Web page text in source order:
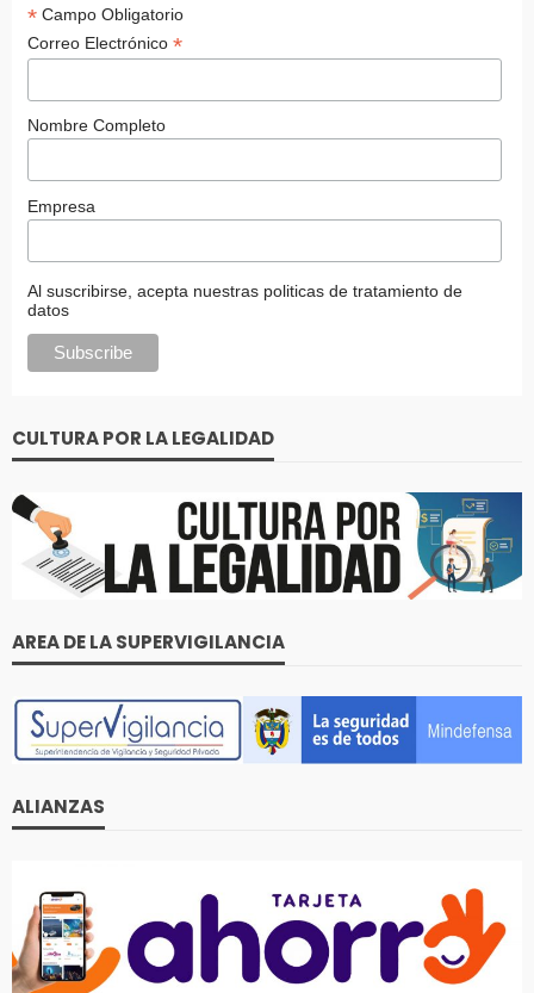
*Campo Obligatorio
Correo Electrónico *
Nombre Completo
Empresa
Al suscribirse, acepta nuestras politicas de tratamiento de
datos
CULTURA POR LA LEGALIDAD
AREA DE LA SUPERVIGILANCIA
ALIANZAS